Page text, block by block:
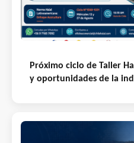
Próximo ciclo de Taller
y oportunidades de la